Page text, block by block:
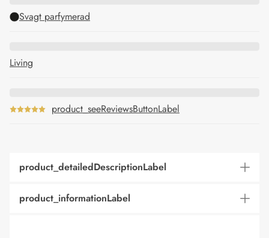
Svagt parfymerad
Living
product_seeReviewsButtonLabel
product_detailedDescriptionLabel
product_informationLabel